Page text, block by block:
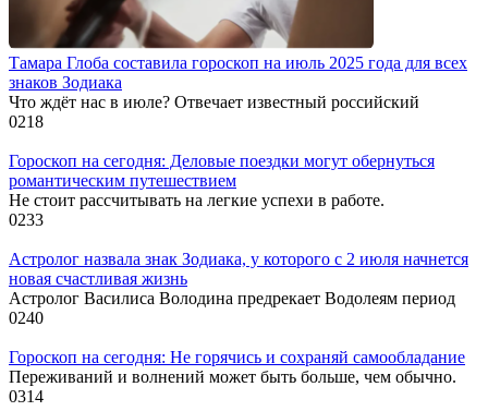
Тамара Глоба составила гороскоп на июль 2025 года для всех
знаков Зодиака
Что ждёт нас в июле? Отвечает известный российский
0218
Гороскоп на сегодня: Деловые поездки могут обернуться
романтическим путешествием
Не стоит рассчитывать на легкие успехи в работе.
0233
Астролог назвала знак Зодиака, у которого с 2 июля начнется
новая счастливая жизнь
Астролог Василиса Володина предрекает Водолеям период
0240
Гороскоп на сегодня: Не горячись и сохраняй самообладание
Переживаний и волнений может быть больше, чем обычно.
0314